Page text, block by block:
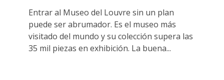
Entrar al Museo del Louvre sin un plan
puede ser abrumador. Es el museo más
visitado del mundo y su colección supera las
35 mil piezas en exhibición. La buena...